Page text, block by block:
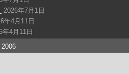
2026年7月1日
年4月11日
年4月11日
2006